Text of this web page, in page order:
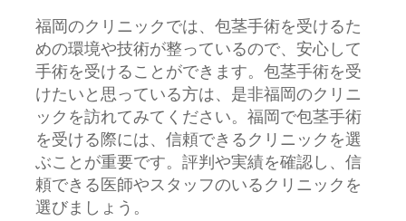
福岡のクリニックでは、包茎手術を受けるた
めの環境や技術が整っているので、安心して
手術を受けることができます。包茎手術を受
けたいと思っている方は、是非福岡のクリニ
ックを訪れてみてください。福岡で包茎手術
を受ける際には、信頼できるクリニックを選
ぶことが重要です。評判や実績を確認し、信
頼できる医師やスタッフのいるクリニックを
選びましょう。